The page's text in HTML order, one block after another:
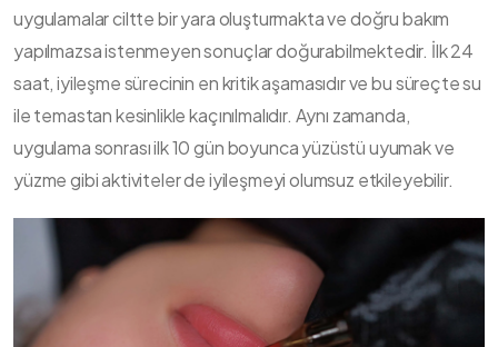
uygulamalar ciltte bir yara oluşturmakta ve doğru bakım
yapılmazsa istenmeyen sonuçlar doğurabilmektedir. İlk 24
saat, iyileşme sürecinin en kritik aşamasıdır ve bu süreçte su
ile temastan kesinlikle kaçınılmalıdır. Aynı zamanda,
uygulama sonrası ilk 10 gün boyunca yüzüstü uyumak ve
yüzme gibi aktiviteler de iyileşmeyi olumsuz etkileyebilir.